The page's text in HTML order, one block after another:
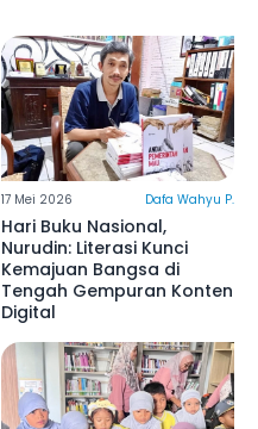
17 Mei 2026 Dafa Wahyu P.
Hari Buku Nasional,
Nurudin: Literasi Kunci
Kemajuan Bangsa di
Tengah Gempuran Konten
Digital